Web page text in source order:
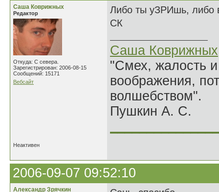
Саша Коврижных
Редактор
Откуда: С севера.
Зарегистрирован: 2006-08-15
Сообщений: 15171
Вебсайт
Либо ты уЗРИшь, либо
СК
Саша Коврижных
"Смех, жалость
воображения,
волшебством".
Пушкин А. С.
Неактивен
2006-09-07 09:52:10
Александр Зрячкин